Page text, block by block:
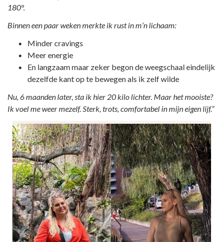
180°.
Binnen een paar weken merkte ik rust in m’n lichaam:
Minder cravings
Meer energie
En langzaam maar zeker begon de weegschaal eindelijk
dezelfde kant op te bewegen als ik zelf wilde
Nu, 6 maanden later, sta ik hier 20 kilo lichter. Maar het mooiste?
Ik voel me weer mezelf. Sterk, trots, comfortabel in mijn eigen lijf.”